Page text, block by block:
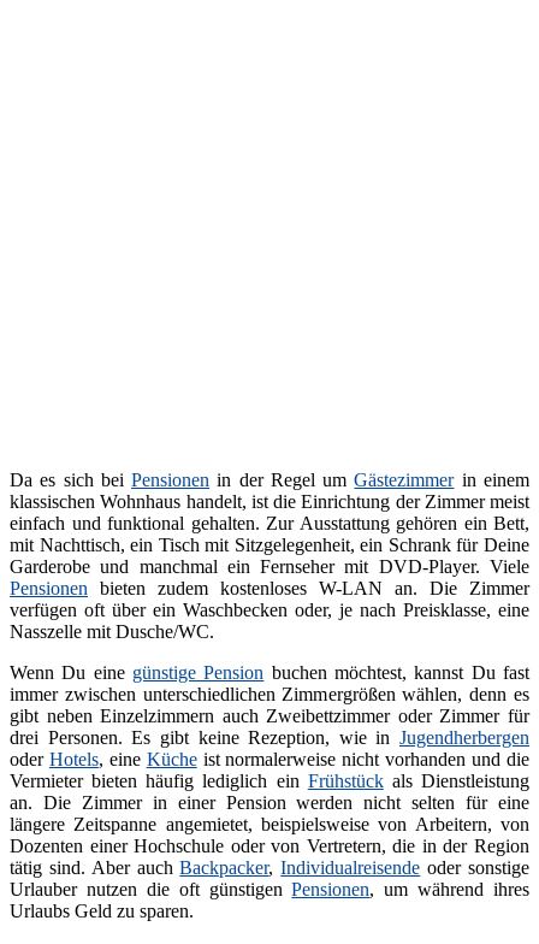
Da es sich beiPensionen in der Regel umGästezimmerin einem
klassischen Wohnhaus handelt, ist die Einrichtung der Zimmer meist
einfach und funktional gehalten. Zur Ausstattung gehören ein Bett,
mit Nachttisch, ein Tisch mit Sitzgelegenheit, ein Schrank für Deine
Garderobe und manchmal ein Fernseher mit DVD-Player. Viele
Pensionen bieten zudem kostenloses W-LAN an. Die Zimmer
verfügen oft über ein Waschbecken oder, je nach Preisklasse, eine
Nasszelle mit Dusche/WC.
Wenn Du eine günstige Pension buchen möchtest, kannst Du fast
immer zwischen unterschiedlichen Zimmergrößen wählen, denn es
gibt neben Einzelzimmern auch Zweibettzimmer oder Zimmer für
drei Personen. Es gibt keine Rezeption, wie in Jugendherbergen
oder Hotels, eine Kücheist normalerweise nicht vorhanden und die
Vermieter bieten häufig lediglich ein Frühstückals Dienstleistung
an. Die Zimmer in einer Pension werden nicht selten für eine
längere Zeitspanne angemietet, beispielsweise von Arbeitern, von
Dozenten einer Hochschule oder von Vertretern, die in der Region
tätig sind. Aber auchBackpacker,Individualreisende oder sonstige
Urlauber nutzen die oft günstigenPensionen, um während ihres
Urlaubs Geld zu sparen.